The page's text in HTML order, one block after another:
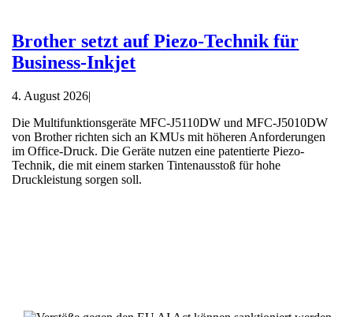
Brother setzt auf Piezo-Technik für
Business-Inkjet
4. August 2026|
Die Multifunktionsgeräte MFC-J5110DW und MFC-J5010DW
von Brother richten sich an KMUs mit höheren Anforderungen
im Office-Druck. Die Geräte nutzen eine patentierte Piezo-
Technik, die mit einem starken Tintenausstoß für hohe
Druckleistung sorgen soll.